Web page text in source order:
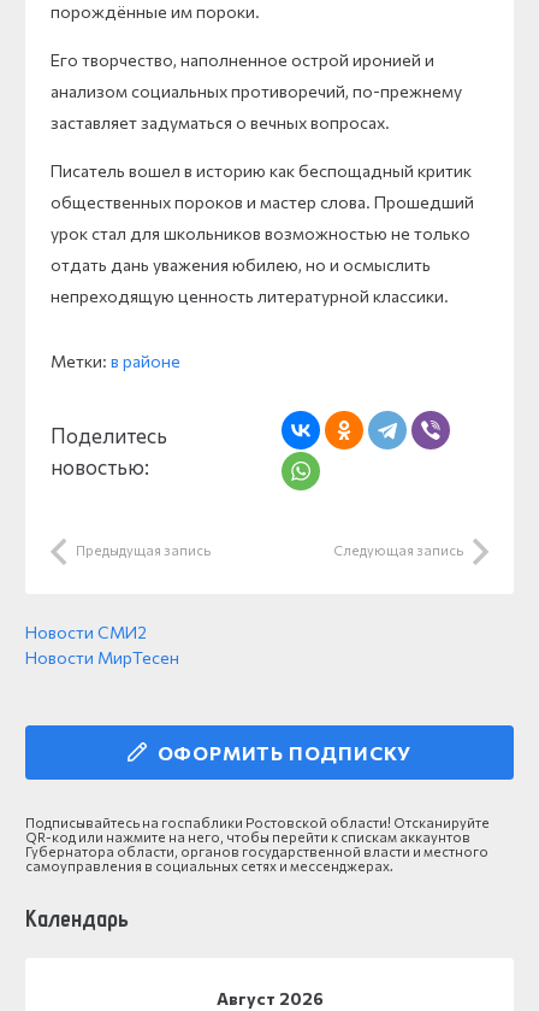
порождённые им пороки.
Его творчество, наполненное острой иронией и
анализом социальных противоречий, по-прежнему
заставляет задуматься о вечных вопросах.
Писатель вошел в историю как беспощадный критик
общественных пороков и мастер слова. Прошедший
урок стал для школьников возможностью не только
отдать дань уважения юбилею, но и осмыслить
непреходящую ценность литературной классики.
Метки: в районе
Поделитесь
новостью:
Предыдущая запись Следующая запись
Новости СМИ2
Новости МирТесен
ОФОРМИТЬ ПОДПИСКУ
Подписывайтесь на госпаблики Ростовской области! Отсканируйте
QR-код или нажмите на него, чтобы перейти к спискам аккаунтов
Губернатора области, органов государственной власти и местного
самоуправления в социальных сетях и мессенджерах.
Календарь
Август 2026